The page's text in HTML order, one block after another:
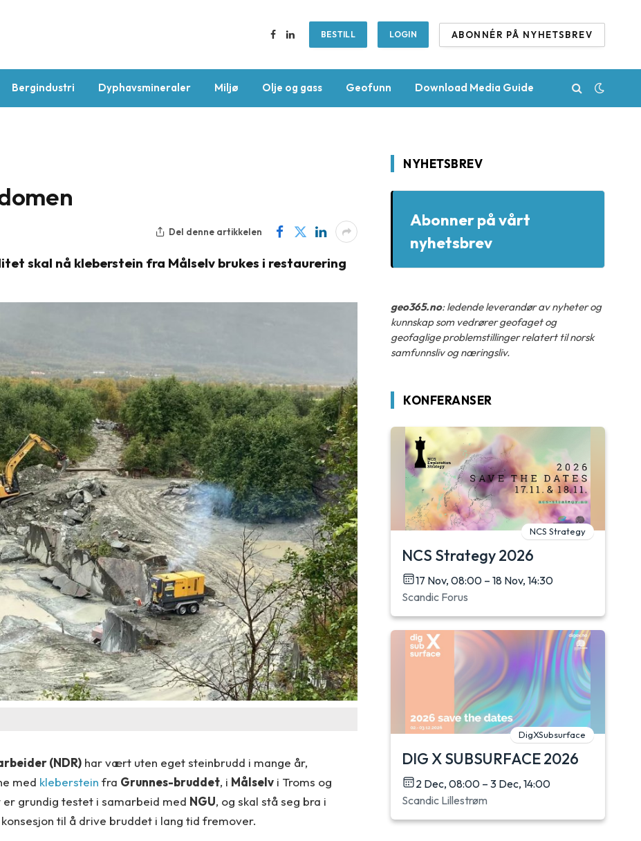
Facebook
LinkedInBESTILL LOGIN ABONNÉR PÅ NYHETSBREV
Bergindustri Dyphavsmineraler Miljø Olje og gass Geofunn Download Media Guide
Del denne artikkelen
skal nå kleberstein fra Målselv brukes i restaurering
(NDR)har vært uten eget steinbrudd i mange år,
med kleberstein fra Grunnes-bruddet, i Målselvi Troms og
grundig testet i samarbeid med NGU, og skal stå seg bra i
til å drive bruddet i lang tid fremover.
NYHETSBREV
Abonner på vårt
nyhetsbrev
geo365.no: ledende leverandør av nyheter og
kunnskap som vedrører geofaget og
geofaglige problemstillinger relatert til norsk
samfunnsliv og næringsliv.
KONFERANSER
NCS Strategy
NCS Strategy 2026
17 Nov, 08:00 – 18 Nov, 14:30
Scandic Forus
DigXSubsurface
DIG X SUBSURFACE 2026
2 Dec, 08:00 – 3 Dec, 14:00
Scandic Lillestrøm